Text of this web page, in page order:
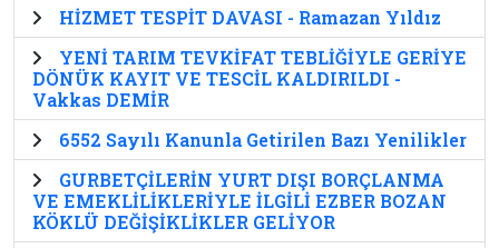
HİZMET TESPİT DAVASI - Ramazan Yıldız
YENİ TARIM TEVKİFAT TEBLİĞİYLE GERİYE
DÖNÜK KAYIT VE TESCİL KALDIRILDI -
Vakkas DEMİR
6552 Sayılı Kanunla Getirilen Bazı Yenilikler
GURBETÇİLERİN YURT DIŞI BORÇLANMA
VE EMEKLİLİKLERİYLE İLGİLİ EZBER BOZAN
KÖKLÜ DEĞİŞİKLİKLER GELİYOR